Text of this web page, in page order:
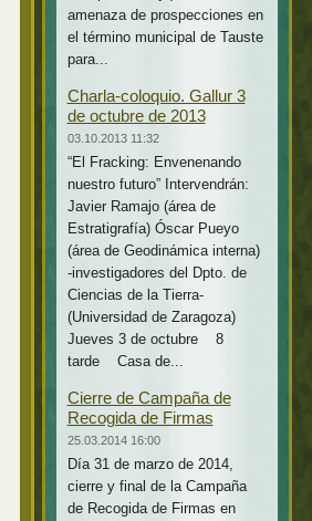
amenaza de prospecciones en
el término municipal de Tauste
para...
Charla-coloquio. Gallur 3
de octubre de 2013
03.10.2013 11:32
“El Fracking: Envenenando
nuestro futuro” Intervendrán:
Javier Ramajo (área de
Estratigrafía) Óscar Pueyo
(área de Geodinámica interna)
-investigadores del Dpto. de
Ciencias de la Tierra-
(Universidad de Zaragoza)
Jueves 3 de octubre 8
tarde Casa de...
Cierre de Campaña de
Recogida de Firmas
25.03.2014 16:00
Día 31 de marzo de 2014,
cierre y final de la Campaña
de Recogida de Firmas en